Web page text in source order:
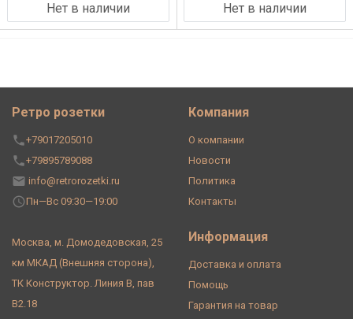
Нет в наличии Нет в наличии
Ретро розетки
+79017205010
+79895789088
info@retrorozetki.ru
Пн—Вс 09:30—19:00
Москва, м. Домодедовская, 25
км МКАД (Внешняя сторона),
ТК Конструктор. Линия В, пав
В2.18
Компания
О компании
Новости
Политика
Контакты
Информация
Доставка и оплата
Помощь
Гарантия на товар